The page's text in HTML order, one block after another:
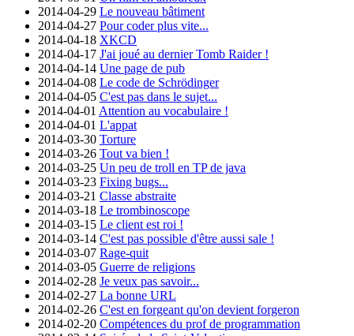
2014-04-29 Le nouveau bâtiment
2014-04-27 Pour coder plus vite...
2014-04-18 XKCD
2014-04-17 J'ai joué au dernier Tomb Raider !
2014-04-14 Une page de pub
2014-04-08 Le code de Schrödinger
2014-04-05 C'est pas dans le sujet...
2014-04-01 Attention au vocabulaire !
2014-04-01 L'appat
2014-03-30 Torture
2014-03-26 Tout va bien !
2014-03-25 Un peu de troll en TP de java
2014-03-23 Fixing bugs...
2014-03-21 Classe abstraite
2014-03-18 Le trombinoscope
2014-03-15 Le client est roi !
2014-03-14 C'est pas possible d'être aussi sale !
2014-03-07 Rage-quit
2014-03-05 Guerre de religions
2014-02-28 Je veux pas savoir...
2014-02-27 La bonne URL
2014-02-26 C'est en forgeant qu'on devient forgeron
2014-02-20 Compétences du prof de programmation